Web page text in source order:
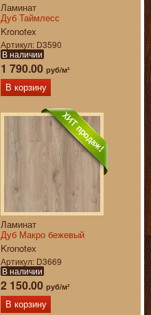
Ламинат
Дуб Таймлесс
Kronotex
Артикул D3590
В наличии
1 790.00 руб/м²
В корзину
Ламинат
Дуб Макро бежевый
Kronotex
Артикул D3669
В наличии
2 150.00 руб/м²
В корзину